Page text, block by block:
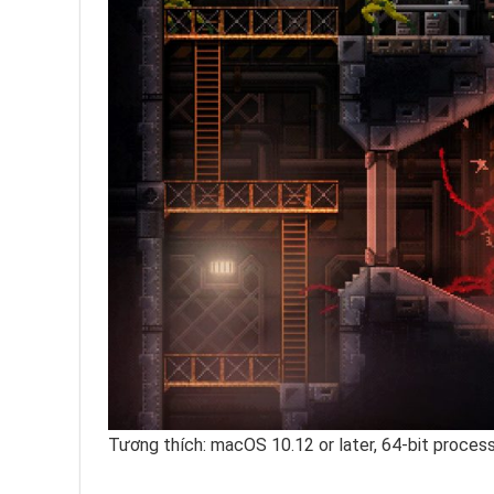
Tương thích: macOS 10.12 or later, 64-bit